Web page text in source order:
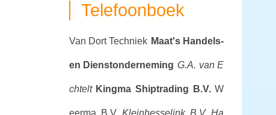
Telefoonboek
Van Dort Techniek Maat's Handels-
en Dienstonderneming G.A. van E
chtelt Kingma Shiptrading B.V. W
eerma B.V. Kleinhesselink B.V. Ha